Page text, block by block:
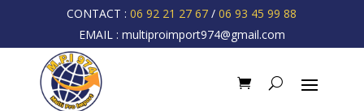
CONTACT :06 92 21 27 67 /06 93 45 99 88
EMAIL : multiproimport974@gmail.com